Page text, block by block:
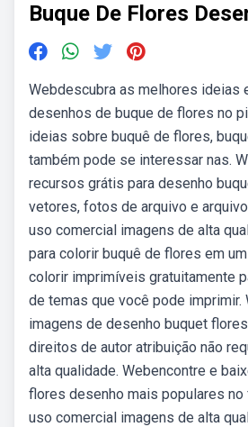
Buque De Flores
Webdescubra as melhores ideias
desenhos de buque de flores no
ideias sobre buquê de flores,
também pode se interessar nas.
recursos grátis para desenho
vetores, fotos de arquivo e
uso comercial imagens de alta
para colorir buquê de flores em
colorir imprimíveis gratuitamente
de temas que você pode imprimir.
imagens de desenho buquet
direitos de autor atribuição não
alta qualidade. Webencontre e
flores desenho mais populares
uso comercial imagens de alta